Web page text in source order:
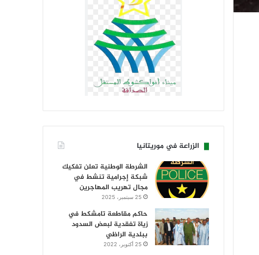
الزراعة في موريتانيا
الشرطة الوطنية تعلن تفكيك
شبكة إجرامية تنشط في
مجال تهريب المهاجرين
25 سبتمبر، 2025
حاكم مقاطعة تامشكط في
زياة تفقدية لبعض السدود
ببلدية الراظي
25 أكتوبر، 2022